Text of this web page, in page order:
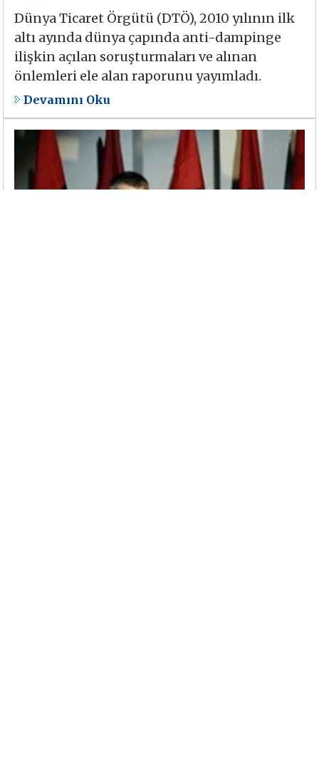
Dünya Ticaret Örgütü (DTÖ), 2010 yılının ilk
altı ayında dünya çapında anti-dampinge
ilişkin açılan soruşturmaları ve alınan
önlemleri ele alan raporunu yayımladı.
Devamını Oku